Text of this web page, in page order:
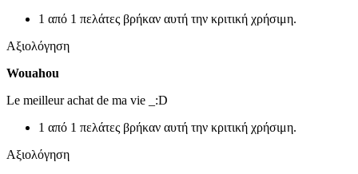
1 από 1 πελάτες βρήκαν αυτή την κριτική χρήσιμη.
Αξιολόγηση
Wouahou
Le meilleur achat de ma vie _:D
1 από 1 πελάτες βρήκαν αυτή την κριτική χρήσιμη.
Αξιολόγηση